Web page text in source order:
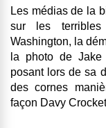
Les médias de la
sur les terribles
Washington, la
la photo de Jake
posant lors de sa
des cornes
façon Davy